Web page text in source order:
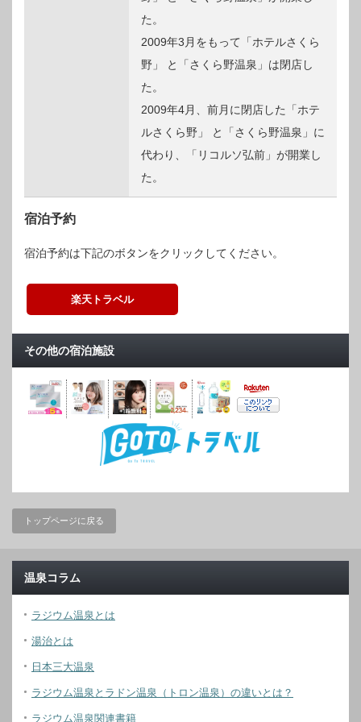
た。
2009年3月をもって「ホテルさくら
野」 と「さくら野温泉」は閉店し
た。
2009年4月、前月に閉店した「ホテ
ルさくら野」 と「さくら野温泉」に
代わり、「リコルソ弘前」が開業し
た。
宿泊予約
宿泊予約は下記のボタンをクリックしてください。
楽天トラベル
その他の宿泊施設
トップページに戻る
温泉コラム
ラジウム温泉とは
湯治とは
日本三大温泉
ラジウム温泉とラドン温泉（トロン温泉）の違いとは？
ラジウム温泉関連書籍